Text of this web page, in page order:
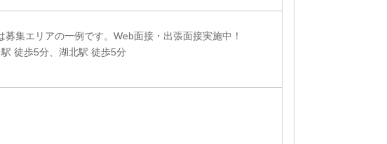
集エリアの一例です。Web面接・出張面接実施中！
徒歩5分、湖北駅 徒歩5分